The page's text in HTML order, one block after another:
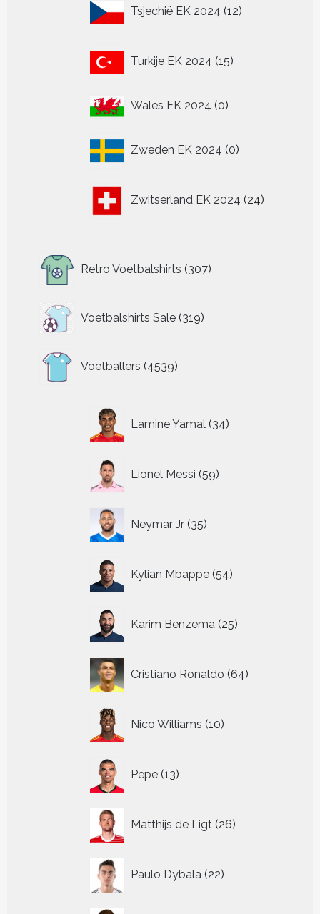
Tsjechië EK 2024 12
producten
Turkije EK 2024 15
producten
Wales EK 2024 00
Zweden EK 2024 0
producten
Zwitserland EK 2024 24
producten
Retro Voetbalshirts 307
producten
Voetbalshirts Sale 319
319
producten
Voetballers 4539
producten
Lamine Yamal 34
producten
Lionel Messi 59
producten
Neymar Jr 35
producten
Kylian Mbappe 54
producten
Karim Benzema 25
producten
Cristiano Ronaldo 64
producten
Nico Williams 10
producten
Pepe 13
producten
Matthijs de Ligt 26
producten
Paulo Dybala 22
producten